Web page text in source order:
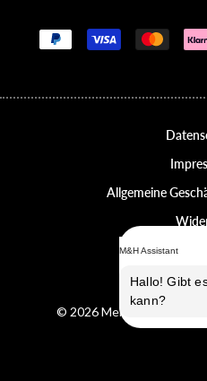
Zahlungsmethoden
Allgemeine
Erklärung zur
Datenschutz-
© 2026 Melvin & Hamilton,